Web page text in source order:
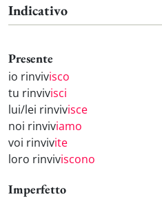
Indicativo
Presente
io rinvivisco
tu rinvivisci
lui/lei rinvivisce
noi rinviviamo
voi rinvivite
loro rinviviscono
Imperfetto